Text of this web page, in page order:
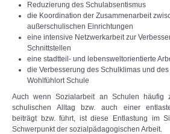
Reduzierung des Schulabsentismus
die Koordination der Zusammenarbeit
außerschulischen Einrichtungen
eine intensive Netzwerkarbeit zur
Schnittstellen
eine stadtteil- und lebensweltorientierte
die Verbesserung des Schulklimas und
Wohlfühlort Schule
Auch wenn Sozialarbeit an Schulen häufig
schulischen Alltag bzw. auch einer
beiträgt bzw. führt, ist diese Entlastung im
Schwerpunkt der sozialpädagogischen Arbeit.